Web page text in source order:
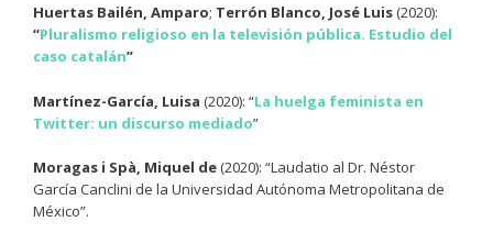
Huertas Bailén, Amparo; Terrón Blanco, José Luis (2020):
“Pluralismo religioso en la televisión pública. Estudio del
caso catalán”
Martínez-García, Luisa (2020): “La huelga feminista en
Twitter: un discurso mediado”
Moragas i Spà, Miquel de (2020): “Laudatio al Dr. Néstor
García Canclini de la Universidad Autónoma Metropolitana de
México”.